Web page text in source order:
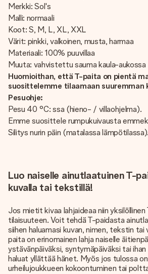
Merkki: Sol's
Malli: normaali
Koot: S, M, L, XL, XXL
Värit: pinkki, valkoinen, musta, harmaa
Materiaali: 100% puuvillaa
Muuta: vahvistettu sauma kaula-aukossa
Huomioithan, että T-paita on pientä
suosittelemme tilaamaan suuremman
Pesuohje:
Pesu 40 °C: ssa (hieno- / villaohjelma).
Emme suosittele rumpukuivausta
Silitys nurin päin (matalassa lämpötilassa).
Luo naiselle ainutlaatuinen T-
kuvalla tai tekstillä!
Jos mietit kivaa lahjaideaa niin
tilaisuuteen. Voit tehdä T-paidasta
siihen haluamasi kuvan, nimen, tekstin tai
paita on erinomainen lahja naiselle
ystävänpäiväksi, syntymäpäiväksi tai
haluat yllättää hänet. Myös jos tulossa
urheilujoukkueen kokoontuminen tai